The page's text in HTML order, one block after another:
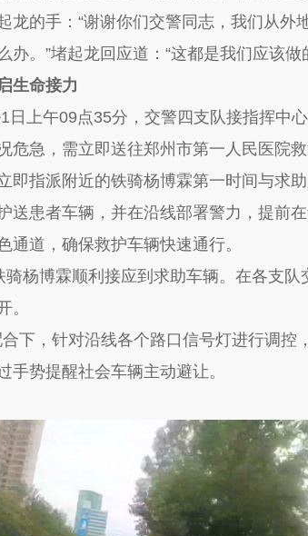
龙的手： “谢谢你们交警同志，我们从外
办。”堵起龙回应道：“这都是我们应该做
生命接力
日上午09点35分，交警四支队接指挥中
危急，需立即送往郑州市第一人民医院
即指派附近的铁骑杨博霖第一时间与求
送患者车辆，并在沿线部署警力，提前
通道，确保救护车辆快速通行。
骑杨博霖顺利接应到求助车辆。在各支队
。
下，针对沿线各个路口信号灯进行调控
手势提醒社会车辆主动避让。